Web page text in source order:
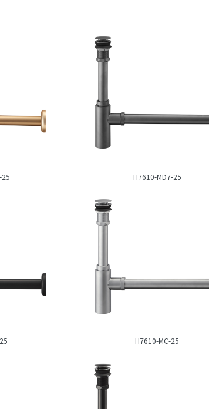
25 H7610-MD7-25
H7610-MC-25